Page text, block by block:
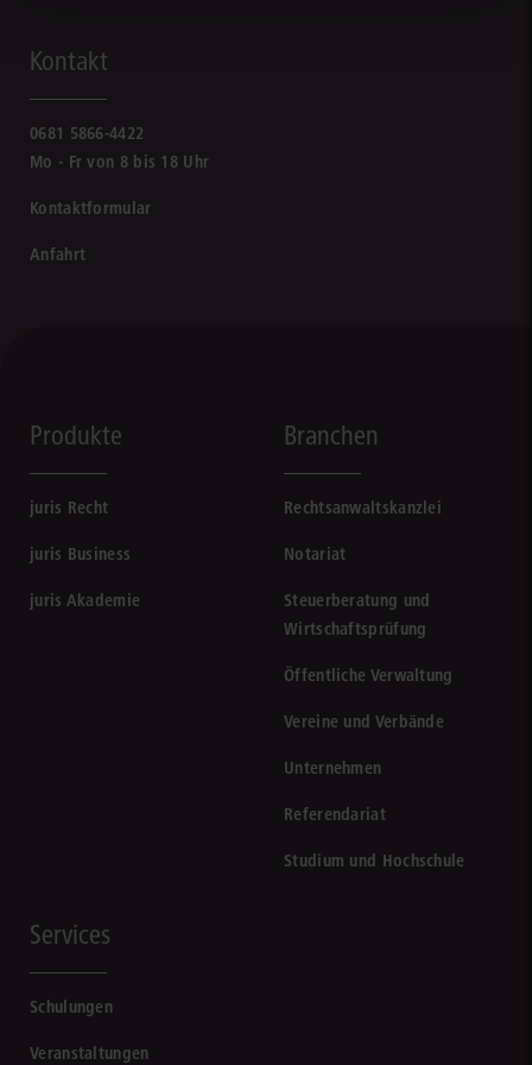
Kontakt
0681 5866-4422
Mo - Fr von 8 bis 18 Uhr
Kontaktformular
Anfahrt
Produkte
juris Recht
juris Business
juris Akademie
Branchen
Rechtsanwaltskanzlei
Notariat
Steuerberatung und
Wirtschaftsprüfung
Öffentliche Verwaltung
Vereine und Verbände
Unternehmen
Referendariat
Studium und Hochschule
Services
Schulungen
Veranstaltungen